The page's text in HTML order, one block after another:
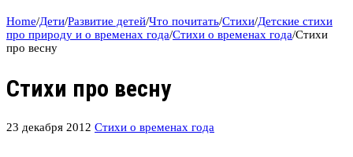
Home/Дети/Развитие детей/Что почитать/Стихи/Детские стихи
про природу и о временах года/Стихи о временах года/Стихи
про весну
Стихи про весну
23 декабря 2012 Стихи о временах года